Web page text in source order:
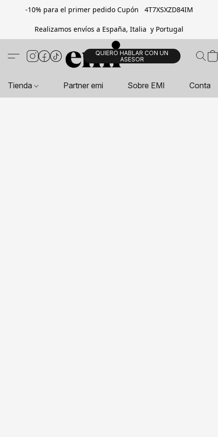
-10% para el primer pedido Cupón 4T7XSXZD84IM
Realizamos envíos a España, Italia y Portugal
QUIERO HABLAR CON UN
ASESOR
Tienda Partner emi Sobre EMI